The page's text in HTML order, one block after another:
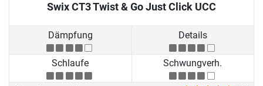
Swix CT3 Twist & Go Just Click UCC
Dämpfung Details
Schlaufe Schwungverh.